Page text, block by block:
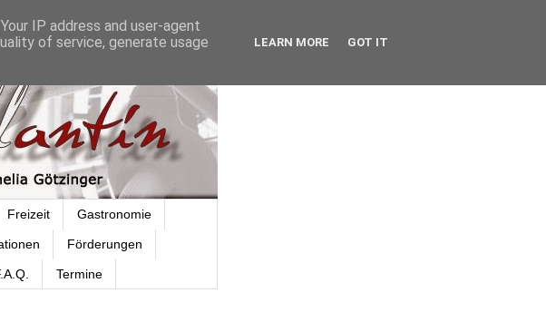
Freizeit Gastronomie
Förderungen
Termine
IP address and user-agent
of service, generate usage
LEARN MORE GOT IT